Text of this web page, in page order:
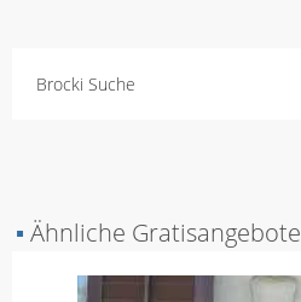
Brocki Suche
▪ Ähnliche Gratisangebote